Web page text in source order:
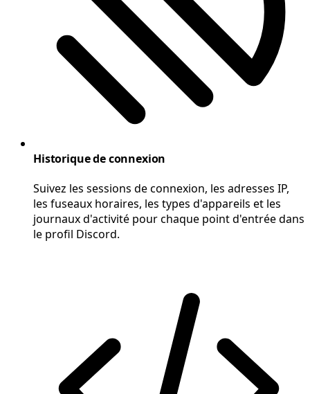
Historique de connexion
Suivez les sessions de connexion, les adresses IP,
les fuseaux horaires, les types d'appareils et les
journaux d'activité pour chaque point d'entrée dans
le profil Discord.